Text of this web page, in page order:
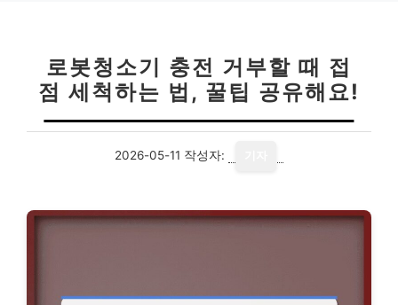
로봇청소기 충전 거부할 때 접
점 세척하는 법, 꿀팁 공유해요!
2026-05-11 작성자: